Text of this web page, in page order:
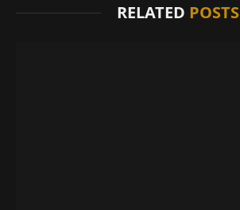
RELATED POSTS